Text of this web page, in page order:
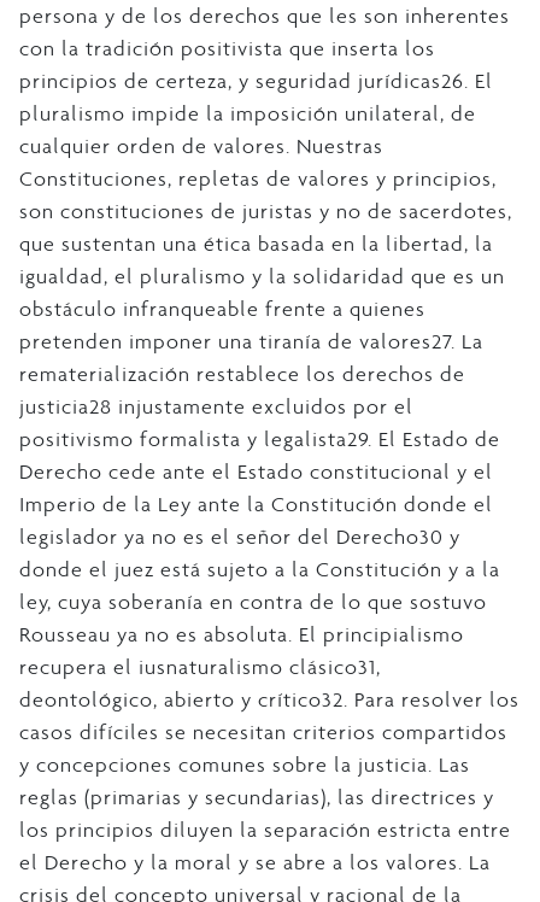
persona y de los derechos que les son inherentes
con la tradición positivista que inserta los
principios de certeza, y seguridad jurídicas26. El
pluralismo impide la imposición unilateral, de
cualquier orden de valores. Nuestras
Constituciones, repletas de valores y principios,
son constituciones de juristas y no de sacerdotes,
que sustentan una ética basada en la libertad, la
igualdad, el pluralismo y la solidaridad que es un
obstáculo infranqueable frente a quienes
pretenden imponer una tiranía de valores27. La
rematerialización restablece los derechos de
justicia28 injustamente excluidos por el
positivismo formalista y legalista29. El Estado de
Derecho cede ante el Estado constitucional y el
Imperio de la Ley ante la Constitución donde el
legislador ya no es el señor del Derecho30 y
donde el juez está sujeto a la Constitución y a la
ley, cuya soberanía en contra de lo que sostuvo
Rousseau ya no es absoluta. El principialismo
recupera el iusnaturalismo clásico31,
deontológico, abierto y crítico32. Para resolver los
casos difíciles se necesitan criterios compartidos
y concepciones comunes sobre la justicia. Las
reglas (primarias y secundarias), las directrices y
los principios diluyen la separación estricta entre
el Derecho y la moral y se abre a los valores. La
crisis del concepto universal y racional de la